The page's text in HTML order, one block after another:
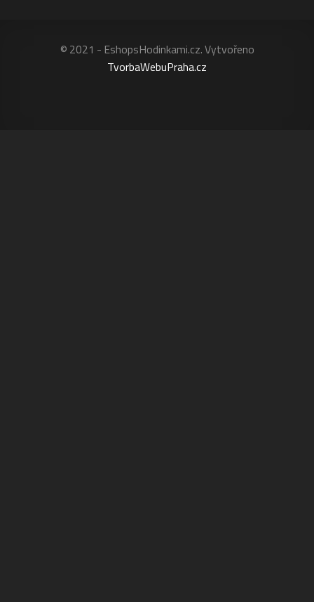
© 2021 - EshopsHodinkami.cz. Vytvořeno
TvorbaWebuPraha.cz